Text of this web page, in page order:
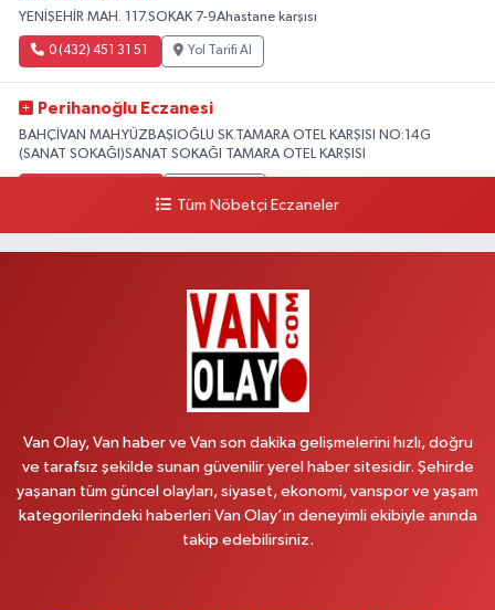
YENİŞEHİR MAH. 117.SOKAK 7-9Ahastane karşısı
0 (432) 451 31 51 Yol Tarifi Al
Perihanoğlu Eczanesi
BAHÇİVAN MAH.YÜZBAŞIOĞLU SK.TAMARA OTEL KARŞISI NO:14G
(SANAT SOKAĞI)SANAT SOKAĞI TAMARA OTEL KARŞISI
Yol Tarifi Al
BEYAZIT MAH.ZEYLAN CADDESİ OKYANUS GİYİM YANI NO:1
Afşar Eczanesi
Kazım Karabekir cad.Eski Araştırma Hastanesi karşısı (kent park karşısı )
Tüm Nöbetçi Eczaneler
Van Olay, Van haber ve Van son dakika gelişmelerini hızlı, doğru
ve tarafsız şekilde sunan güvenilir yerel haber sitesidir. Şehirde
yaşanan tüm güncel olayları, siyaset, ekonomi, vanspor ve yaşam
kategorilerindeki haberleri Van Olay’ın deneyimli ekibiyle anında
takip edebilirsiniz.